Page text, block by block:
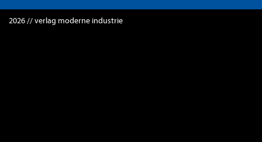
2026 // verlag moderne industrie